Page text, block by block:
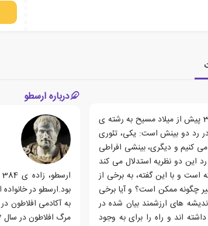
کتاب متافیزیک، اثری فلسفی نوشته ی ارسطو است که در سال 330 پیش از میلاد مسیح به رشته ی
رد دو بینش است: یکی، تئوری
می کنیم و دیگری، بینشی افراطی
این دو نظریه استدلال می کند
و با این گفته، به برخی از
چگونه ممکن است؟ و آیا برخی
های ارزشمند بیان شده در
اند و راه را برای به وجود
درباره ارسطو